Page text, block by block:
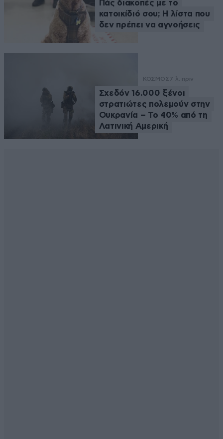
Πάς διακοπές με το
κατοικίδιό σου; Η λίστα που
δεν πρέπει να αγνοήσεις
ΚΟΣΜΟΣ7 λ. πριν
Σχεδόν 16.000 ξένοι
στρατιώτες πολεμούν στην
Ουκρανία – Το 40% από τη
Λατινική Αμερική